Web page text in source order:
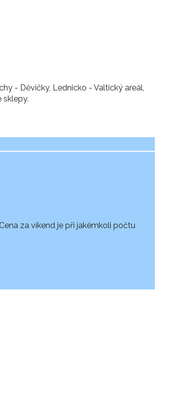
- Děvičky, Lednicko - Valtický areál,
sklepy.
za víkend je při jakémkoli počtu